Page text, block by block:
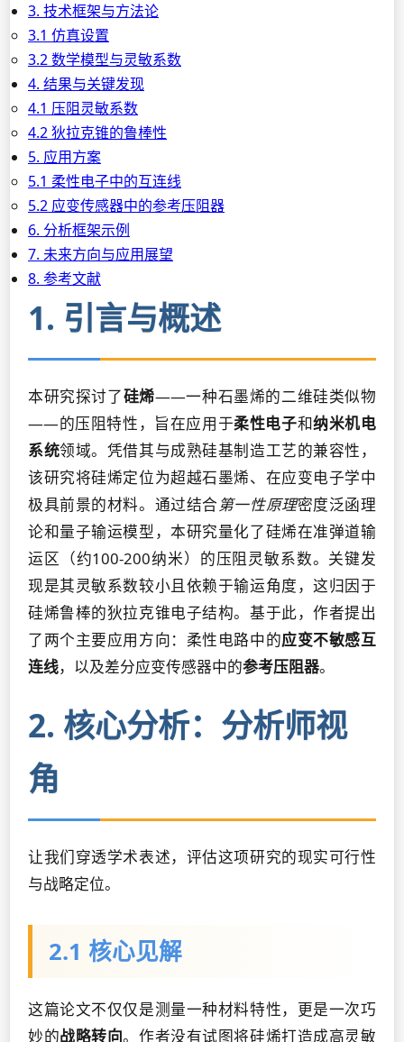
3. 技术框架与方法论
3.1 仿真设置
3.2 数学模型与灵敏系数
4. 结果与关键发现
4.1 压阻灵敏系数
4.2 狄拉克锥的鲁棒性
5. 应用方案
5.1 柔性电子中的互连线
5.2 应变传感器中的参考压阻器
6. 分析框架示例
7. 未来方向与应用展望
8. 参考文献
1. 引言与概述
本研究探讨了硅烯——一种石墨烯的二维硅类似物
——的压阻特性，旨在应用于柔性电子和纳米机电
系统领域。凭借其与成熟硅基制造工艺的兼容性，
该研究将硅烯定位为超越石墨烯、在应变电子学中
极具前景的材料。通过结合第一性原理密度泛函理
论和量子输运模型，本研究量化了硅烯在准弹道输
运区（约100-200纳米）的压阻灵敏系数。关键发
现是其灵敏系数较小且依赖于输运角度，这归因于
硅烯鲁棒的狄拉克锥电子结构。基于此，作者提出
了两个主要应用方向：柔性电路中的应变不敏感互
连线，以及差分应变传感器中的参考压阻器。
2. 核心分析：分析师视
角
让我们穿透学术表述，评估这项研究的现实可行性
与战略定位。
2.1 核心见解
这篇论文不仅仅是测量一种材料特性，更是一次巧
妙的战略转向。作者没有试图将硅烯打造成高灵敏